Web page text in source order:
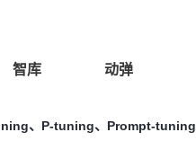
智库 动弹
、P-tuning、Prompt-tuning